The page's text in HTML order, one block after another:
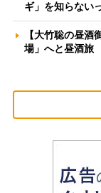
ギ」を知らな
【大竹聡の昼
場」へと昼酒